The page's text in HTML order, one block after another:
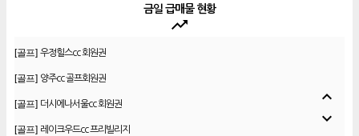
금일 급매물 현황
trending_up
[골프] 우정힐스cc 회원권
[골프] 양주cc 골프회원권
[골프] 더시에나서울cc 회원권
[골프] 레이크우드cc 프리빌리지
expand_less
expand_more